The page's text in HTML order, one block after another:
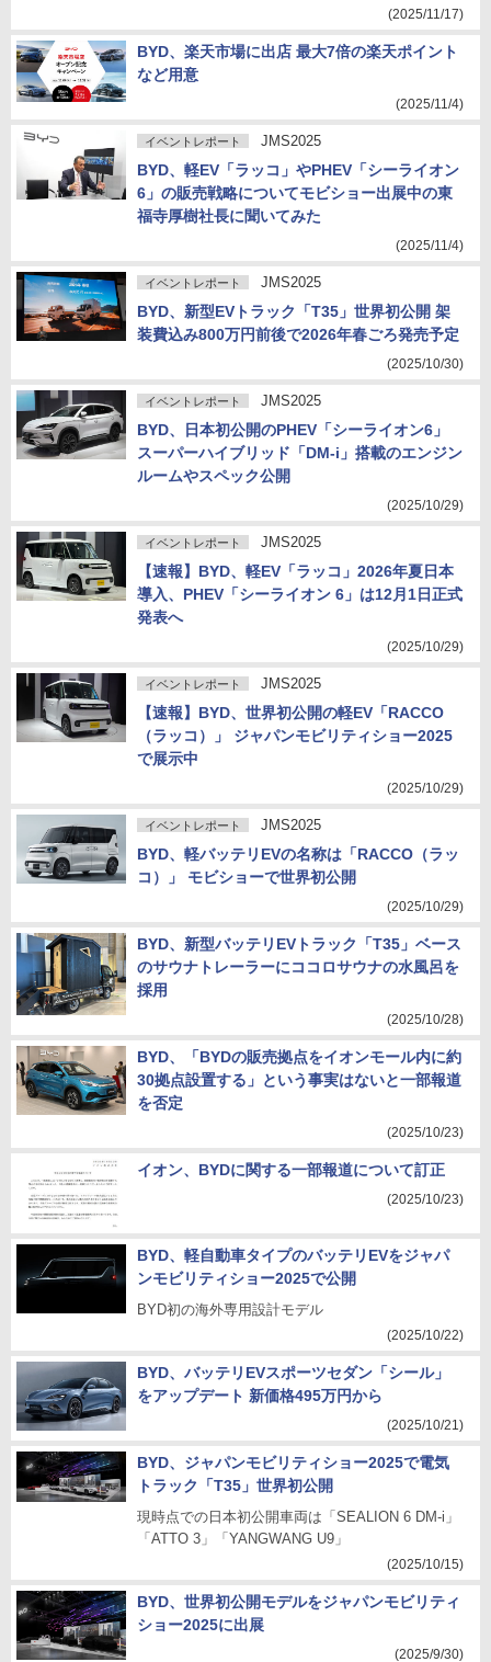
(2025/11/17)
BYD、楽天市場に出店 最大7倍の楽天ポイント
など用意
(2025/11/4)
イベントレポート JMS2025
BYD、軽EV「ラッコ」やPHEV「シーライオン
6」の販売戦略についてモビショー出展中の東
福寺厚樹社長に聞いてみた
(2025/11/4)
イベントレポート JMS2025
BYD、新型EVトラック「T35」世界初公開 架
装費込み800万円前後で2026年春ごろ発売予定
(2025/10/30)
イベントレポート JMS2025
BYD、日本初公開のPHEV「シーライオン6」
スーパーハイブリッド「DM-i」搭載のエンジン
ルームやスペック公開
(2025/10/29)
イベントレポート JMS2025
【速報】BYD、軽EV「ラッコ」2026年夏日本
導入、PHEV「シーライオン 6」は12月1日正式
発表へ
(2025/10/29)
イベントレポート JMS2025
【速報】BYD、世界初公開の軽EV「RACCO
（ラッコ）」 ジャパンモビリティショー2025
で展示中
(2025/10/29)
イベントレポート JMS2025
BYD、軽バッテリEVの名称は「RACCO（ラッ
コ）」 モビショーで世界初公開
(2025/10/29)
BYD、新型バッテリEVトラック「T35」ベース
のサウナトレーラーにココロサウナの水風呂を
採用
(2025/10/28)
BYD、「BYDの販売拠点をイオンモール内に約
30拠点設置する」という事実はないと一部報道
を否定
(2025/10/23)
イオン、BYDに関する一部報道について訂正
(2025/10/23)
BYD、軽自動車タイプのバッテリEVをジャパ
ンモビリティショー2025で公開
BYD初の海外専用設計モデル
(2025/10/22)
BYD、バッテリEVスポーツセダン「シール」
をアップデート 新価格495万円から
(2025/10/21)
BYD、ジャパンモビリティショー2025で電気
トラック「T35」世界初公開
現時点での日本初公開車両は「SEALION 6 DM-i」
「ATTO 3」「YANGWANG U9」
(2025/10/15)
BYD、世界初公開モデルをジャパンモビリティ
ショー2025に出展
(2025/9/30)